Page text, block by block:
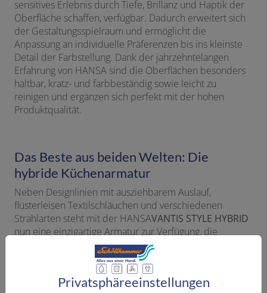
sensitives Erlebnis durch Tiefe, Brillanz und Haptik der
Oberfläche schaffen, verfügbar. Dadurch erweitert sich
der Gestaltungsspielraum und ermöglicht die
Anpassung an individuelle Präferenzen bis ins kleinste
Detail der Farbstellung. Dank der jahrzehntelangen
Erfahrung von HANSA sind die Oberflächen besonders
haltbar, kratz- und farbbeständig sowie leicht zu
reinigen und ergänzen sich perfekt mit der hohen
Produktqualität.
Das Beste aus beiden Welten: Die
hybride Küchenarmatur
Neben Designlinien mit ausziehbarem Auslauf,
flüsterleisen Textilschläuchen und verschiedenen
Strahlarten steht mit der HANSAVANTIS STYLE HYBRID
nun eine einzigartige Armatur zur Verfügung, die
Komfort und Hygiene-Vorteile berührungsloser
Bedienung mit den gewohnten Einstelloptionen eines
Hebelmischers verbindet. Daraus entsteht ein
Nutzungs-Interface neuer Generation, das perfekt zu
Privatsphäre­einstellungen